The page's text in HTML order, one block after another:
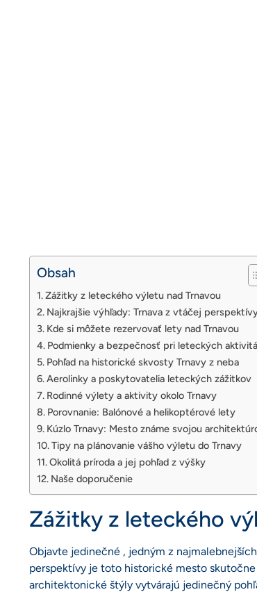
Obsah
Zážitky z leteckého výletu nad Trnavou
Najkrajšie výhľady: Trnava z vtáčej
Kde si môžete rezervovať lety nad Trnavou
Podmienky a bezpečnosť pri leteckých
Pohľad na historické skvosty Trnavy z neba
Aerolinky a poskytovatelia leteckých zážitkov
Rodinné výlety a aktivity okolo Trnavy
Porovnanie: Balónové a helikoptérové lety
Kúzlo Trnavy: Mesto známe svojou
Tipy na plánovanie vášho výletu do Trnavy
Okolitá príroda a jej pohľad z výšky
Naše doporučenie
Zážitky z leteckého
Objavte jedinečné , jedným z
perspektívy je toto historické mesto
architektonické štýly vytvárajú jedinečný